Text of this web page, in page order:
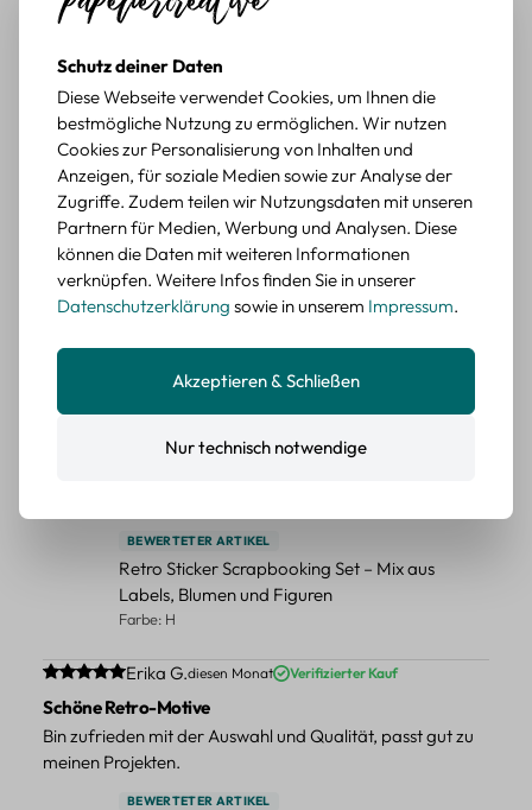
Retro Briefmarken Sticker Set – 45 Papier-
Sticker mit Wald- und Tiermotiven
Durchschnittliche Bewertung von 5 von 5 Sternen
Erika G.diesen Monat Verifizierter Kauf
Schöne Motive
Die Sticker passen gut zu meinen Büchern, würde sie
wieder kaufen.
BEWERTETER ARTIKEL
Retro Blumen Sticker Set – 45 Stück mit 15
Durchschnittliche Bewertung von 5 von 5 Sternen
Erika G.diesen Monat Verifizierter Kauf
BEWERTETER ARTIKEL
Retro Sticker Scrapbooking Set – Mix aus
Labels, Blumen und Figuren
Farbe: H
Durchschnittliche Bewertung von 5 von 5 Sternen
Erika G.diesen Monat Verifizierter Kauf
Schöne Retro-Motive
Bin zufrieden mit der Auswahl und Qualität, passt gut zu
meinen Projekten.
BEWERTETER ARTIKEL
Schutz deiner Daten
Diese Webseite verwendet Cookies, um Ihnen die
bestmögliche Nutzung zu ermöglichen. Wir nutzen
Cookies zur Personalisierung von Inhalten und
Anzeigen, für soziale Medien sowie zur Analyse der
Zugriffe. Zudem teilen wir Nutzungsdaten mit unseren
Partnern für Medien, Werbung und Analysen. Diese
können die Daten mit weiteren Informationen
verknüpfen. Weitere Infos finden Sie in unserer
Datenschutzerklärung sowie in unserem Impressum.
Nur technisch notwendige
Akzeptieren & Schließen